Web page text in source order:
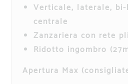
Verticale, laterale,
centrale
Zanzariera con rete
Ridotto ingombro
Apertura Max